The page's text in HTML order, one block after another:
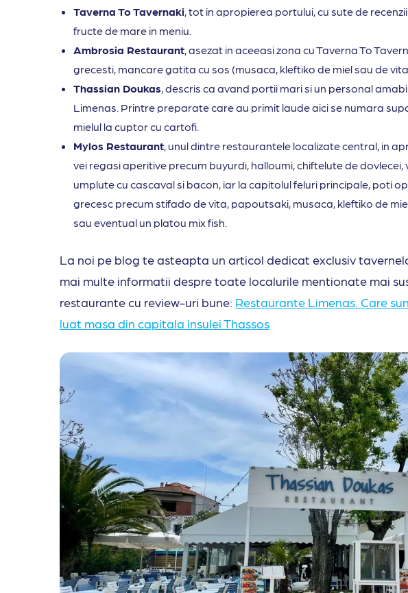
Taverna To Tavernaki, tot in apropierea portului, cu sute de
fructe de mare in meniu.
Ambrosia Restaurant, asezat in aceeasi zona cu Taverna To
grecesti, mancare gatita cu sos (musaca, kleftiko de miel sau de
Thassian Doukas, descris ca avand portii mari si un personal
Limenas. Printre preparate care au primit laude aici se numara
mielul la cuptor cu cartofi.
Mylos Restaurant, unul dintre restaurantele localizate central, in
vei regasi aperitive precum buyurdi, halloumi, chiftelute de
umplute cu cascaval si bacon, iar la capitolul feluri principale, poti
grecesc precum stifado de vita, papoutsaki, musaca, kleftiko de
sau eventual un platou mix fish.
La noi pe blog te asteapta un articol dedicat exclusiv
mai multe informatii despre toate localurile mentionate mai
restaurante cu review-uri bune: Restaurante Limenas. Care
luat masa din capitala insulei Thassos